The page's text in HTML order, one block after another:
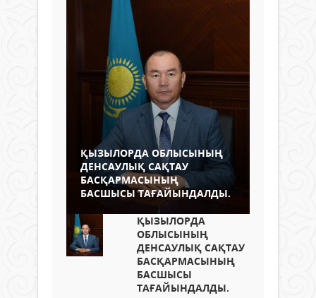
ҚЫЗЫЛОРДА ОБЛЫСЫНЫҢ
ДЕНСАУЛЫҚ САҚТАУ
БАСҚАРМАСЫНЫҢ
БАСШЫСЫ ТАҒАЙЫНДАЛДЫ.
ҚЫЗЫЛОРДА
ОБЛЫСЫНЫҢ
ДЕНСАУЛЫҚ САҚТАУ
БАСҚАРМАСЫНЫҢ
БАСШЫСЫ
ТАҒАЙЫНДАЛДЫ.